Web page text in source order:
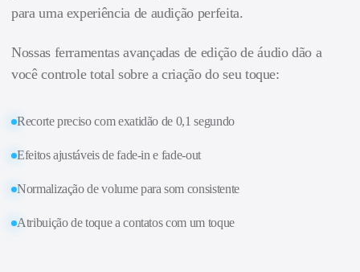
para uma experiência de audição perfeita.
Nossas ferramentas avançadas de edição de áudio dão a
você controle total sobre a criação do seu toque:
Recorte preciso com exatidão de 0,1 segundo
Efeitos ajustáveis de fade-in e fade-out
Normalização de volume para som consistente
Atribuição de toque a contatos com um toque